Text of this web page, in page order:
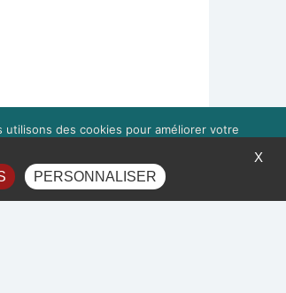
des cookies pour améliorer votre
X
PERSONNALISER